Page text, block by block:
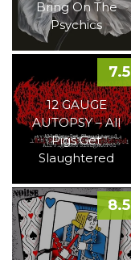
Bring On The
Psychics
12 GAUGE
AUTOPSY – All
Pigs Get
Slaughtered
7.5
8.5